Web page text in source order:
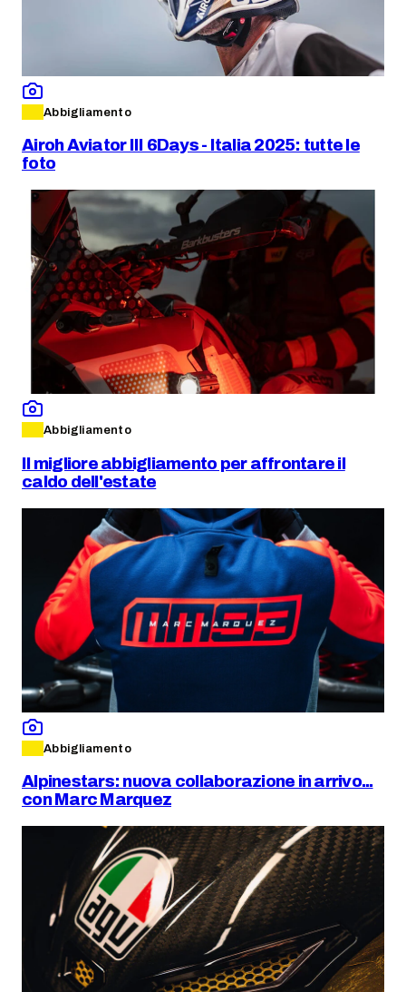
Abbigliamento
Airoh Aviator III 6Days - Italia 2025: tutte le
foto
Abbigliamento
Il migliore abbigliamento per affrontare il
caldo dell'estate
Abbigliamento
Alpinestars: nuova collaborazione in arrivo...
con Marc Marquez